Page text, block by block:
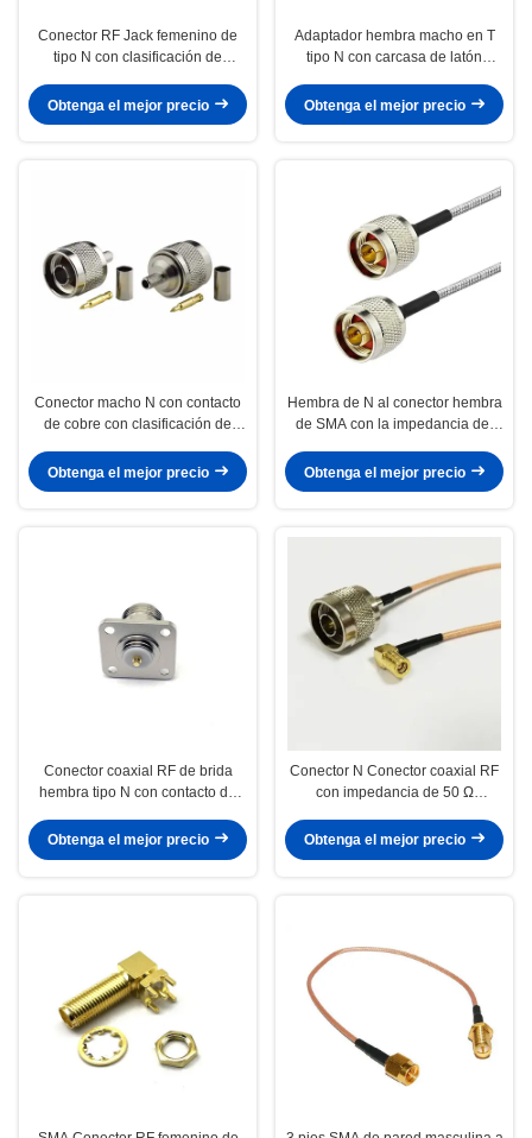
Conector RF Jack femenino de
tipo N con clasificación de
de frecuencia DC-11GHz y voltaje
de trabajo de 1000V r.m.s para
Obtenga el mejor precio
Adaptador hembra macho en T
tipo N con carcasa de latón
impedancia de 50 Ω para
aplicaciones de RF
Obtenga el mejor precio
Conector macho N con contacto
de cobre con clasificación de
aplicaciones de frecuencia de 0-3
GHz
Obtenga el mejor precio
Hembra de N al conector hembra
de SMA con la impedancia del
0~3GHz para el conjunto de
cable coaxial
Obtenga el mejor precio
Conector coaxial RF de brida
hembra tipo N con contacto de
clasificación IP65 para frecuencia
Obtenga el mejor precio
Conector N Conector coaxial RF
con impedancia de 50 Ω
de cuerpo de latón para
aplicaciones de alto rendimiento
Obtenga el mejor precio